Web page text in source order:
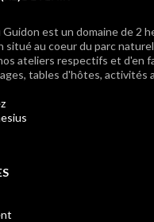
Guidon est un domaine de 2
situé au coeur du parc
ateliers respectifs et d'en
tables d'hôtes, activités